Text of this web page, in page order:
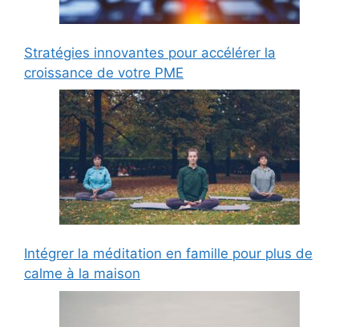
Stratégies innovantes pour accélérer la
croissance de votre PME
Intégrer la méditation en famille pour plus de
calme à la maison